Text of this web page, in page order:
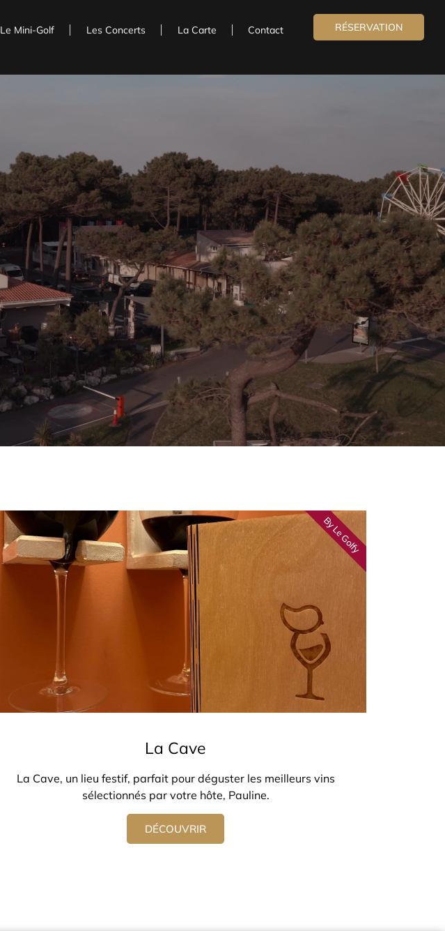
Le Mini-Golf Les Concerts La Carte Contact RÉSERVATION
La Cave
La Cave, un lieu festif, parfait pour déguster les meilleurs vins
sélectionnés par votre hôte, Pauline.
DÉCOUVRIR
By Le Golfy